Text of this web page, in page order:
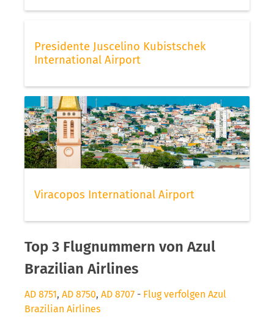
Presidente Juscelino Kubistschek
International Airport
Viracopos International Airport
Top 3 Flugnummern von Azul
Brazilian Airlines
AD 8751, AD 8750, AD 8707 - Flug verfolgen Azul
Brazilian Airlines